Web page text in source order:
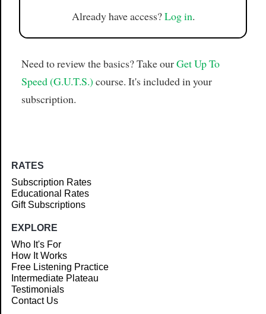
Already have access?Log in.
Need to review the basics? Take ourGet Up To
Speed (G.U.T.S.) course. It's included in your
subscription.
RATES
Subscription Rates
Educational Rates
Gift Subscriptions
EXPLORE
Who It's For
How It Works
Free Listening Practice
Intermediate Plateau
Testimonials
Contact Us